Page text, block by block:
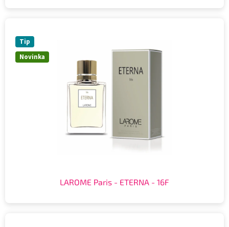
Novinka
Tip
LAROME Paris - ETERNA - 16F